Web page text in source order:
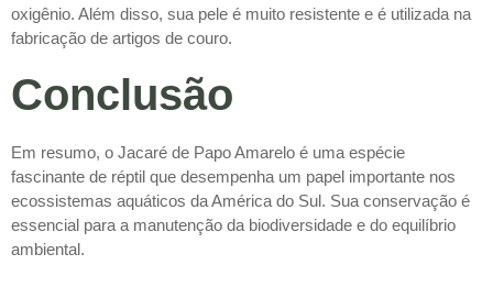
oxigênio. Além disso, sua pele é muito resistente e é utilizada na
fabricação de artigos de couro.
Conclusão
Em resumo, o Jacaré de Papo Amarelo é uma espécie
fascinante de réptil que desempenha um papel importante nos
ecossistemas aquáticos da América do Sul. Sua conservação é
essencial para a manutenção da biodiversidade e do equilíbrio
ambiental.